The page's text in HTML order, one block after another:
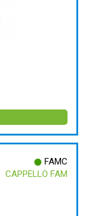
FAMC
CAPPELLO FAM